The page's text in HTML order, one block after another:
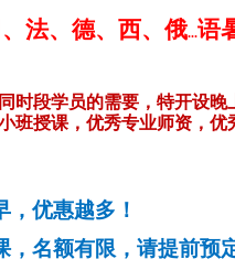
法、德、西、俄...语
时段学员的需要，特开设
班授课，优秀专业师资，优
，优惠越多！
，名额有限，请提前预